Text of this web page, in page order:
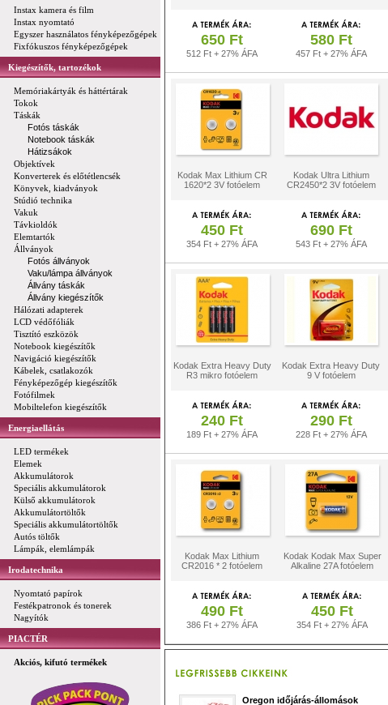
Instax kamera és film
Instax nyomtató
Egyszer használatos fényképezőgépek
Fixfókuszos fényképezőgépek
Kiegészítők, tartozékok
Memóriakártyák és háttértárak
Tokok
Táskák
Fotós táskák
Notebook táskák
Hátizsákok
Objektívek
Konverterek és előtétlencsék
Könyvek, kiadványok
Stúdió technika
Vakuk
Távkioldók
Elemtartók
Állványok
Fotós állványok
Vaku/lámpa állványok
Állvány táskák
Állvány kiegészítők
Hálózati adapterek
LCD védőfóliák
Tisztító eszközök
Notebook kiegészítők
Navigáció kiegészítők
Kábelek, csatlakozók
Fényképezőgép kiegészítők
Fotófilmek
Mobiltelefon kiegészítők
Energiaellátás
LED termékek
Elemek
Akkumulátorok
Speciális akkumulátorok
Külső akkumulátorok
Akkumulátortöltők
Speciális akkumulátortöltők
Autós töltők
Lámpák, elemlámpák
Irodatechnika
Nyomtató papírok
Festékpatronok és tonerek
Nagyítók
PIACTÉR
Akciós, kifutó termékek
650 Ft
512 Ft + 27% ÁFA
580 Ft
457 Ft + 27% ÁFA
Kodak Max Lithium CR
1620*2 3V fotóelem
Kodak Ultra Lithium
CR2450*2 3V fotóelem
450 Ft
354 Ft + 27% ÁFA
690 Ft
543 Ft + 27% ÁFA
Kodak Extra Heavy Duty
R3 mikro fotóelem
Kodak Extra Heavy Duty
9 V fotóelem
240 Ft
189 Ft + 27% ÁFA
290 Ft
228 Ft + 27% ÁFA
Kodak Max Lithium
CR2016 * 2 fotóelem
Kodak Kodak Max Super
Alkaline 27A fotóelem
490 Ft
386 Ft + 27% ÁFA
450 Ft
354 Ft + 27% ÁFA
Oregon időjárás-állomások